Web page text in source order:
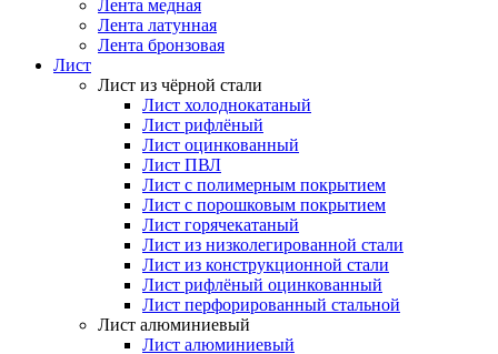
Лента медная
Лента латунная
Лента бронзовая
Лист
Лист из чёрной стали
Лист холоднокатаный
Лист рифлёный
Лист оцинкованный
Лист ПВЛ
Лист с полимерным покрытием
Лист с порошковым покрытием
Лист горячекатаный
Лист из низколегированной стали
Лист из конструкционной стали
Лист рифлёный оцинкованный
Лист перфорированный стальной
Лист алюминиевый
Лист алюминиевый